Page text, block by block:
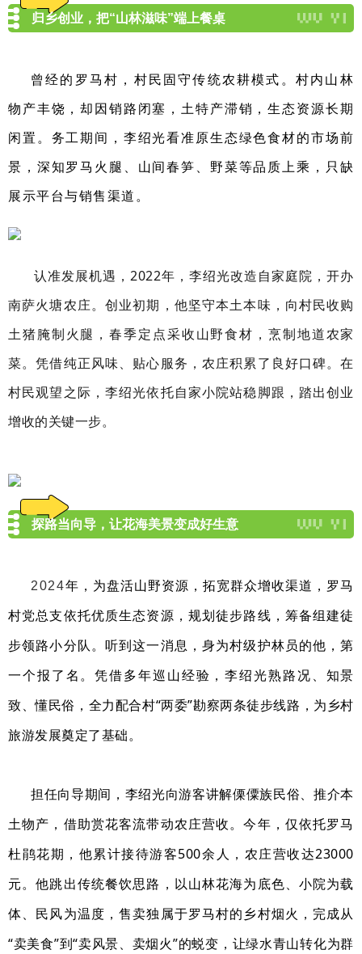
归乡创业，把“山林滋味”端上餐桌
曾经的罗马村，村民固守传统农耕模式。村内山林
物产丰饶，却因销路闭塞，土特产滞销，生态资源长期
闲置。务工期间，李绍光看准原生态绿色食材的市场前
景，深知罗马火腿、山间春笋、野菜等品质上乘，只缺
展示平台与销售渠道。
认准发展机遇，2022年，李绍光改造自家庭院 ，开办
南萨火塘农庄。创业初期，他坚守本土本味，向村民收购
土猪腌制火腿，春季定点采收山野食材，烹制地道农家
菜。凭借纯正风味、贴心服务，农庄积累了良好口碑。在
村民观望之际，李绍光依托自家小院站稳脚跟，踏出创业
增收的关键一步。
探路当向导，让花海美景变成好生意
2024年 ，为盘活山野资源，拓宽群众增收渠道，罗马
村党总支依托优质生态资源，规划徒步路线，筹备组建徒
步领路小分队。听到这一消息，身为村级护林员的他，第
一个报了名。凭借多年巡山经验，李绍光熟路况、知景
致、懂民俗，全力配合村“两委”勘察两条徒步线路，为乡村
旅游发展奠定了基础。
担任向导期间，李绍光向游客讲解傈僳族民俗、推介本
土物产，借助赏花客流带动农庄营收。今年，仅依托罗马
杜鹃花期，他累计接待游客500余人，农庄营收达23000
元。他跳出传统餐饮思路，以山林花海为底色、小院为载
体、民风为温度，售卖独属于罗马村的乡村烟火，完成从
“卖美食”到“卖风景、卖烟火”的蜕变，让绿水青山转化为群